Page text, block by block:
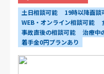
土日相談可能 19時以降面談
WEB・オンライン相談可能
事故直後の相談可能
治療中
着手金0円プランあり